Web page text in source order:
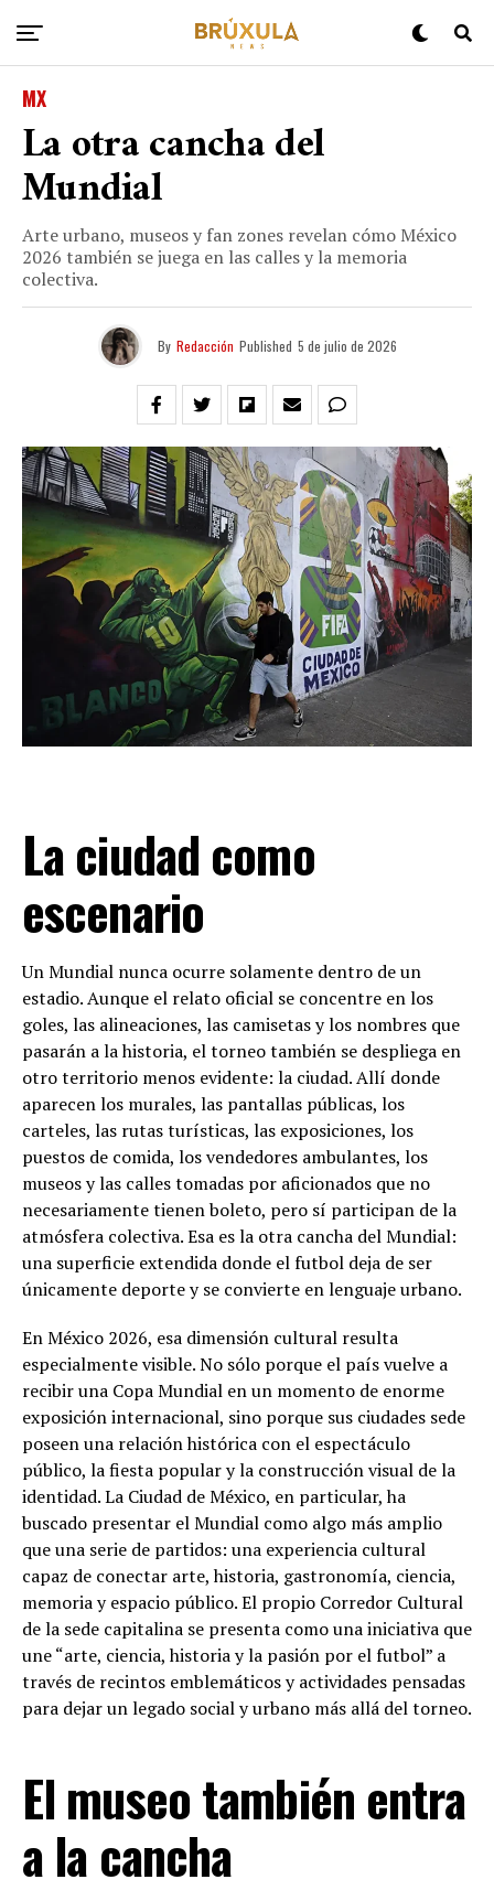
MX
La otra cancha del
Mundial
Arte urbano, museos y fan zones revelan cómo México
2026 también se juega en las calles y la memoria
colectiva.
By Redacción Published 5 de julio de 2026
La ciudad como
escenario
Un Mundial nunca ocurre solamente dentro de un
estadio. Aunque el relato oficial se concentre en los
goles, las alineaciones, las camisetas y los nombres que
pasarán a la historia, el torneo también se despliega en
otro territorio menos evidente: la ciudad. Allí donde
aparecen los murales, las pantallas públicas, los
carteles, las rutas turísticas, las exposiciones, los
puestos de comida, los vendedores ambulantes, los
museos y las calles tomadas por aficionados que no
necesariamente tienen boleto, pero sí participan de la
atmósfera colectiva. Esa es la otra cancha del Mundial:
una superficie extendida donde el futbol deja de ser
únicamente deporte y se convierte en lenguaje urbano.
En México 2026, esa dimensión cultural resulta
especialmente visible. No sólo porque el país vuelve a
recibir una Copa Mundial en un momento de enorme
exposición internacional, sino porque sus ciudades sede
poseen una relación histórica con el espectáculo
público, la fiesta popular y la construcción visual de la
identidad. La Ciudad de México, en particular, ha
buscado presentar el Mundial como algo más amplio
que una serie de partidos: una experiencia cultural
capaz de conectar arte, historia, gastronomía, ciencia,
memoria y espacio público. El propio Corredor Cultural
de la sede capitalina se presenta como una iniciativa que
une “arte, ciencia, historia y la pasión por el futbol” a
través de recintos emblemáticos y actividades pensadas
para dejar un legado social y urbano más allá del torneo.
El museo también entra
a la cancha